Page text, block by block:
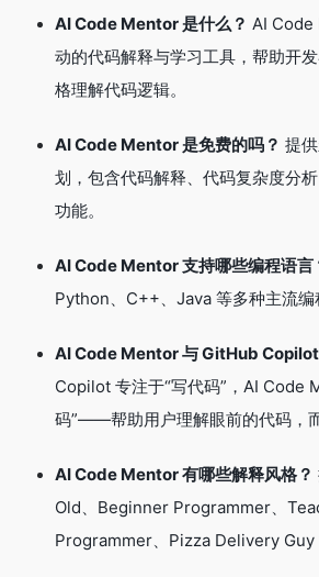
AI Code Mentor 是什么？ AI Code
动的代码解释与学习工具，帮助开
格理解代码逻辑。
AI Code Mentor 是免费的吗？ 提
划，包含代码解释、代码复杂度分
功能。
AI Code Mentor 支持哪些编程语言
Python、C++、Java 等多种主流编
AI Code Mentor 与 GitHub Copilot
Copilot 专注于“写代码”，AI Code
码”——帮助用户理解眼前的代码，
AI Code Mentor 有哪些解释风格？
Old、Beginner Programmer、
Programmer、Pizza Delivery Guy